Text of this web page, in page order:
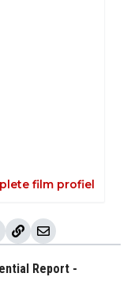
film profiel
Report -